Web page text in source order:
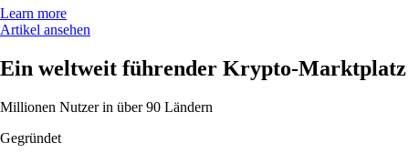
Learn more
Artikel ansehen
Ein weltweit führender Krypto-Marktplatz
Millionen Nutzer in über 90 Ländern
Gegründet